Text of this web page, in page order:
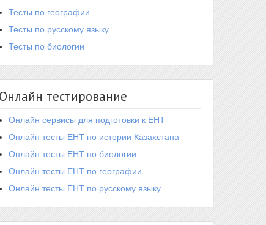
Тесты по географии
Тесты по русскому языку
Тесты по биологии
Онлайн тестирование
Онлайн сервисы для подготовки к ЕНТ
Онлайн тесты ЕНТ по истории Казахстана
Онлайн тесты ЕНТ по биологии
Онлайн тесты ЕНТ по географии
Онлайн тесты ЕНТ по русскому языку